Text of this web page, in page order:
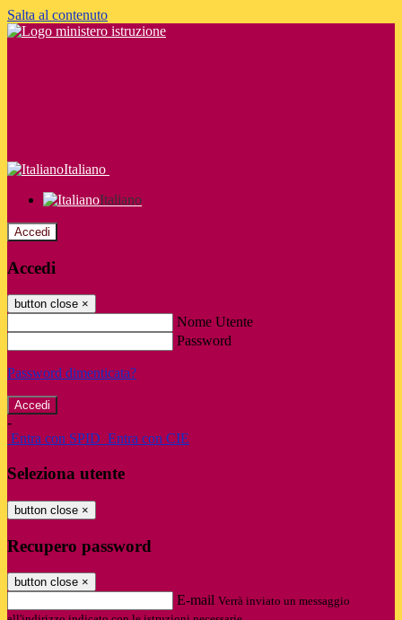
Salta al contenuto
Italiano
Italiano
Accedi
Accedi
button close ×
Nome Utente
Password
Password dimenticata?
-
Entra con SPID Entra con CIE
Seleziona utente
button close ×
Recupero password
button close ×
E-mail Verrà inviato un messaggio